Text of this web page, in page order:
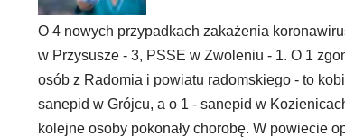
O 4 nowych przypadkach zakażenia
w Przysusze - 3, PSSE w Zwoleniu - 1. O 1
osób z Radomia i powiatu radomskiego - to
sanepid w Grójcu, a o 1 - sanepid w
kolejne osoby pokonały chorobę. W powiecie